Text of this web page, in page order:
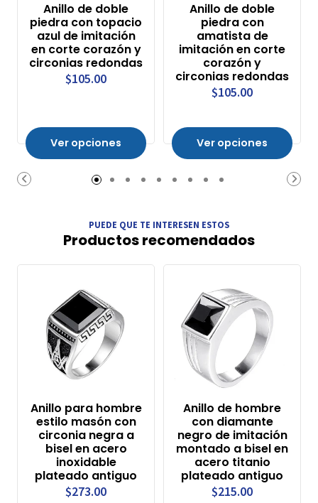
Anillo de doble
piedra con topacio
azul de imitación
en corte corazón y
circonias redondas
$105.00
Ver opciones
Anillo de doble
piedra con
amatista de
imitación en corte
corazón y
circonias redondas
$105.00
Ver opciones
PUEDE QUE TE INTERESEN ESTOS
Productos recomendados
Anillo para hombre
estilo masón con
circonia negra a
bisel en acero
inoxidable
plateado antiguo
$273.00
Anillo de hombre
con diamante
negro de imitación
montado a bisel en
acero titanio
plateado antiguo
$215.00